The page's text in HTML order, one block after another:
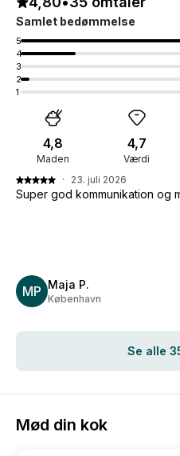
Samlet bedømmelse
5
4
3
2
1
Maden
4,8
Værdi
4,7
MP Maja P.
København
· 23. juli 2026
Super god kommunikation og
Se alle
Mød din kok